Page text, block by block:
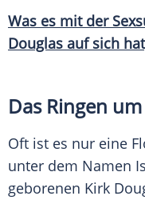
Was es mit der
Douglas auf sich
Das Ringen
Oft ist es nur eine
unter dem Namen
geborenen Kirk